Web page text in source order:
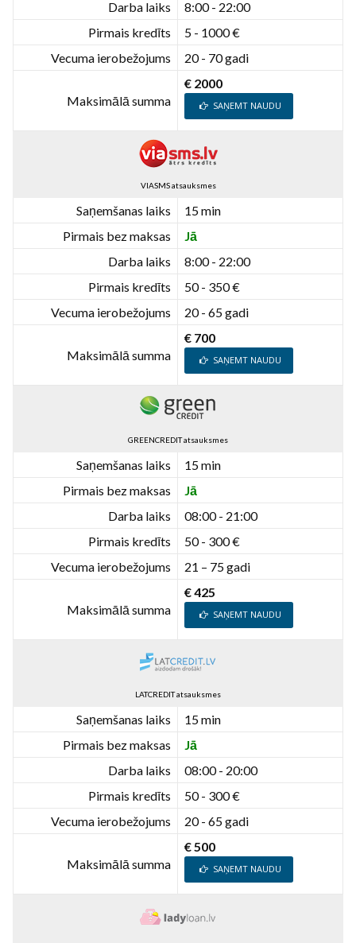
Darba laiks
8:00 - 22:00
Pirmais kredīts
5 - 1000 €
Vecuma ierobežojums
20 - 70 gadi
Maksimālā summa
€ 2000
SAŅEMT NAUDU
VIASMS atsauksmes
Saņemšanas laiks
15 min
Pirmais bez maksas
Jā
Darba laiks
8:00 - 22:00
Pirmais kredīts
50 - 350 €
Vecuma ierobežojums
20 - 65 gadi
Maksimālā summa
€ 700
SAŅEMT NAUDU
GREENCREDIT atsauksmes
Saņemšanas laiks
15 min
Pirmais bez maksas
Jā
Darba laiks
08:00 - 21:00
Pirmais kredīts
50 - 300 €
Vecuma ierobežojums
21 – 75 gadi
Maksimālā summa
€ 425
SAŅEMT NAUDU
LATCREDIT atsauksmes
Saņemšanas laiks
15 min
Pirmais bez maksas
Jā
Darba laiks
08:00 - 20:00
Pirmais kredīts
50 - 300 €
Vecuma ierobežojums
20 - 65 gadi
Maksimālā summa
€ 500
SAŅEMT NAUDU